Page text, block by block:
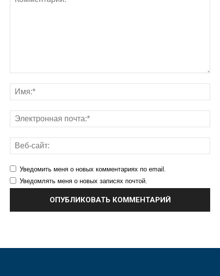
Уведомить меня о новых комментариях по email.
Уведомлять меня о новых записях почтой.